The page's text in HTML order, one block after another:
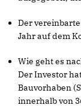
Der
Jahr auf dem
Wie geht es
Der Investor
Bauvorhaben
innerhalb von